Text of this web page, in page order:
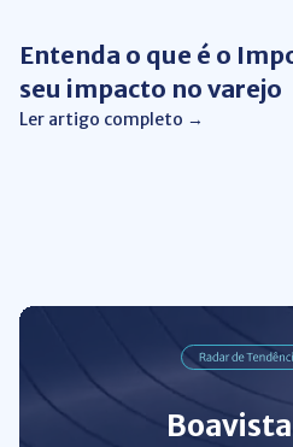
Entenda o que é o
seu impacto no varejo
Ler artigo completo →